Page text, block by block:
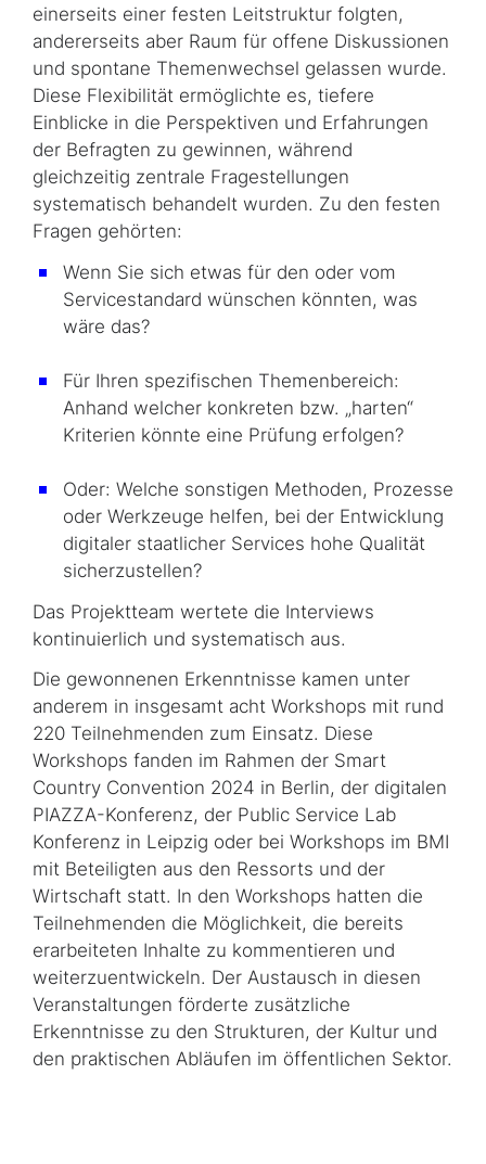
einerseits einer festen Leitstruktur folgten,
andererseits aber Raum für offene Diskussionen
und spontane Themenwechsel gelassen wurde.
Diese Flexibilität ermöglichte es, tiefere
Einblicke in die Perspektiven und Erfahrungen
der Befragten zu gewinnen, während
gleichzeitig zentrale Fragestellungen
systematisch behandelt wurden. Zu den festen
Fragen gehörten:
Wenn Sie sich etwas für den oder vom
Servicestandard wünschen könnten, was
wäre das?
Für Ihren spezifischen Themenbereich:
Anhand welcher konkreten bzw. „harten“
Kriterien könnte eine Prüfung erfolgen?
Oder: Welche sonstigen Methoden, Prozesse
oder Werkzeuge helfen, bei der Entwicklung
digitaler staatlicher Services hohe Qualität
sicherzustellen?
Das Projektteam wertete die Interviews
kontinuierlich und systematisch aus.
Die gewonnenen Erkenntnisse kamen unter
anderem in insgesamt acht Workshops mit rund
220 Teilnehmenden zum Einsatz. Diese
Workshops fanden im Rahmen der Smart
Country Convention 2024 in Berlin, der digitalen
PIAZZA-Konferenz, der Public Service Lab
Konferenz in Leipzig oder bei Workshops im BMI
mit Beteiligten aus den Ressorts und der
Wirtschaft statt. In den Workshops hatten die
Teilnehmenden die Möglichkeit, die bereits
erarbeiteten Inhalte zu kommentieren und
weiterzuentwickeln. Der Austausch in diesen
Veranstaltungen förderte zusätzliche
Erkenntnisse zu den Strukturen, der Kultur und
den praktischen Abläufen im öffentlichen Sektor.